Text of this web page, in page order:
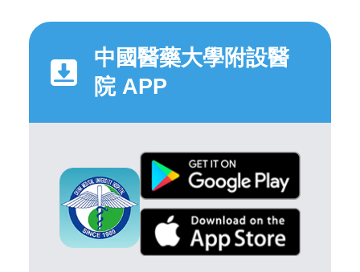
中國醫藥大學附設醫
院 APP